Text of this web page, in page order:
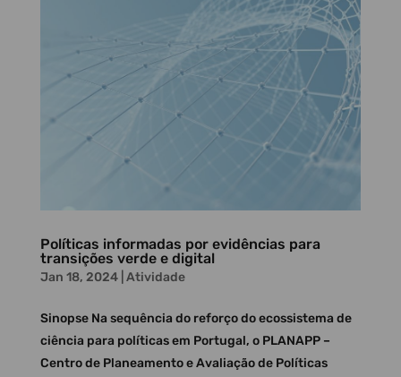
Políticas informadas por evidências para
transições verde e digital
Jan 18, 2024| Atividade
Sinopse Na sequência do reforço do ecossistema de
ciência para políticas em Portugal, o PLANAPP –
Centro de Planeamento e Avaliação de Políticas